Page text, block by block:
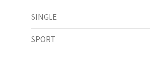
SINGLE
SPORT